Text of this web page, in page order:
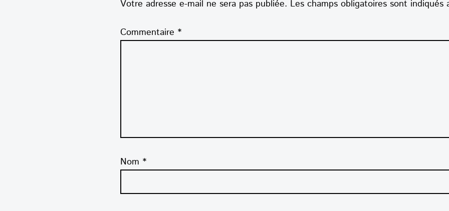
Votre adresse e-mail ne sera pas publiée. Les champs obligatoires sont indiqués
Commentaire *
Nom *